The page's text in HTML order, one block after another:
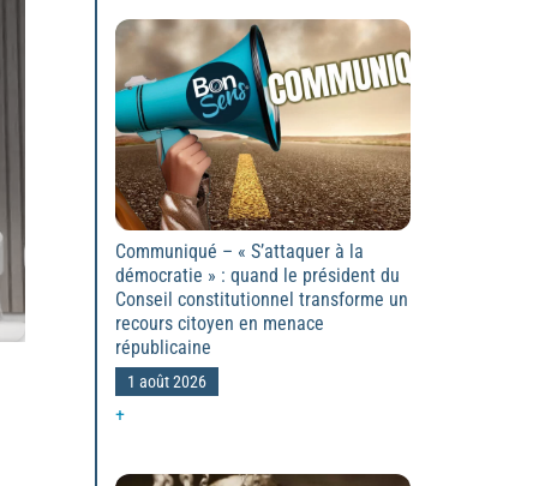
Communiqué – « S’attaquer à la
démocratie » : quand le président du
Conseil constitutionnel transforme un
recours citoyen en menace
républicaine
1 août 2026
+